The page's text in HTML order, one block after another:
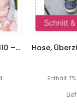
Buddelhose / Regenhose “KAI”, Gr. 110 – 152
Enthält